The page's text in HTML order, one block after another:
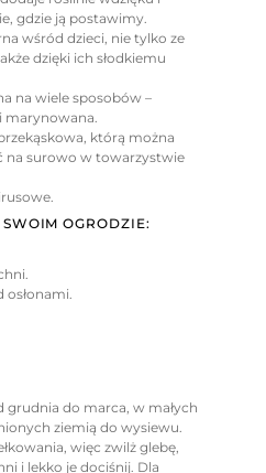
gdzie ją postawimy.
wśród dzieci, nie tylko ze
dzięki ich słodkiemu
na wiele sposobów –
marynowana.
którą można
na surowo w towarzystwie
OGRODZIE:
grudnia do marca, w małych
ziemią do wysiewu.
więc zwilż glebę,
i lekko je dociśnij. Dla